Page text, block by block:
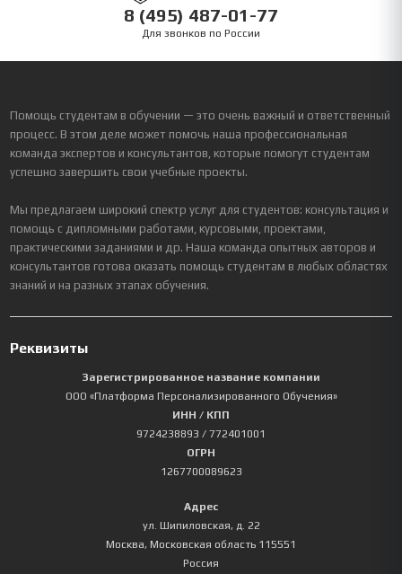
8 (495) 487-01-77
Для звонков по России
Помощь студентам в обучении — это очень важный и ответственный
процесс. В этом деле может помочь наша профессиональная
команда экспертов и консультантов, которые помогут студентам
успешно завершить свои учебные проекты.
Мы предлагаем широкий спектр услуг для студентов: консультация и
помощь с дипломными работами, курсовыми, проектами,
практическими заданиями и др. Наша команда опытных авторов и
консультантов готова оказать помощь студентам в любых областях
знаний и на разных этапах обучения.
Реквизиты
Зарегистрированное название компании
ООО «Платформа Персонализированного Обучения»
ИНН / КПП
9724238893 / 772401001
ОГРН
1267700089623
Адрес
ул. Шипиловская, д. 22
Москва, Московская область 115551
Россия